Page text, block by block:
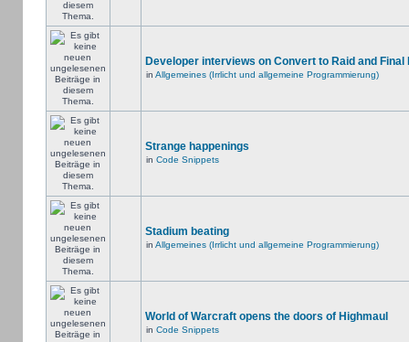
Developer interviews on Convert to Raid and Final
in Allgemeines (Irrlicht und allgemeine Programmierung)
Strange happenings
in Code Snippets
Stadium beating
in Allgemeines (Irrlicht und allgemeine Programmierung)
World of Warcraft opens the doors of Highmaul
in Code Snippets